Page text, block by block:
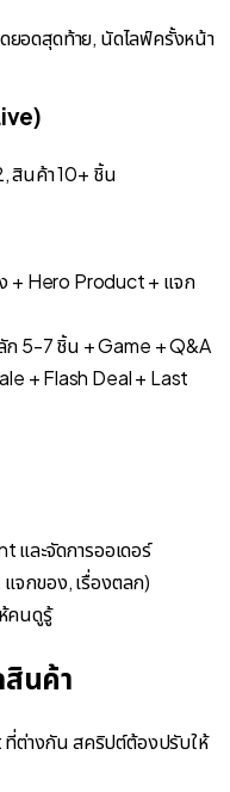
ยอดสุดท้าย, นัดไลฟ์ครั้งหน้า
สินค้า 10+ ชิ้น
+ Hero Product + แจก
ก 5-7 ชิ้น + Game + Q&A
+ Flash Deal + Last
และจัดการออเดอร์
จกของ, เรื่องตลก)
คนดูรู้
นค้า
ที่ต่างกัน สคริปต์ต้องปรับให้